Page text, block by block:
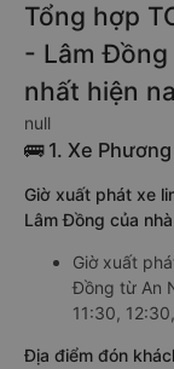
Tổng hợp
- Lâm
nhất hiện
null
🚌 1. Xe
Giờ xuất phát xe
Lâm Đồng của
Giờ xuất
Đồng từ An
11:30,
Địa điểm đón